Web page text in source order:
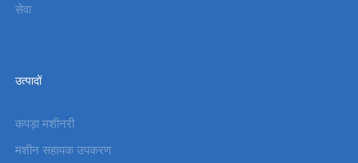
सेवा
उत्पादों
कपड़ा मशीनरी
मशीन सहायक उपकरण